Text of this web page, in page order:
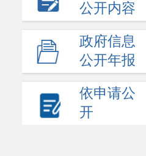
公开内容
政府信息
公开年报
依申请公
开